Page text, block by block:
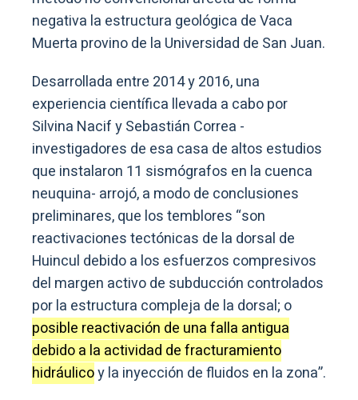
negativa la estructura geológica de Vaca
Muerta provino de la Universidad de San Juan.
Desarrollada entre 2014 y 2016, una
experiencia científica llevada a cabo por
Silvina Nacif y Sebastián Correa -
investigadores de esa casa de altos estudios
que instalaron 11 sismógrafos en la cuenca
neuquina- arrojó, a modo de conclusiones
preliminares, que los temblores “son
reactivaciones tectónicas de la dorsal de
Huincul debido a los esfuerzos compresivos
del margen activo de subducción controlados
por la estructura compleja de la dorsal; o
posible reactivación de una falla antigua
debido a la actividad de fracturamiento
hidráulicoy la inyección de fluidos en la zona”.